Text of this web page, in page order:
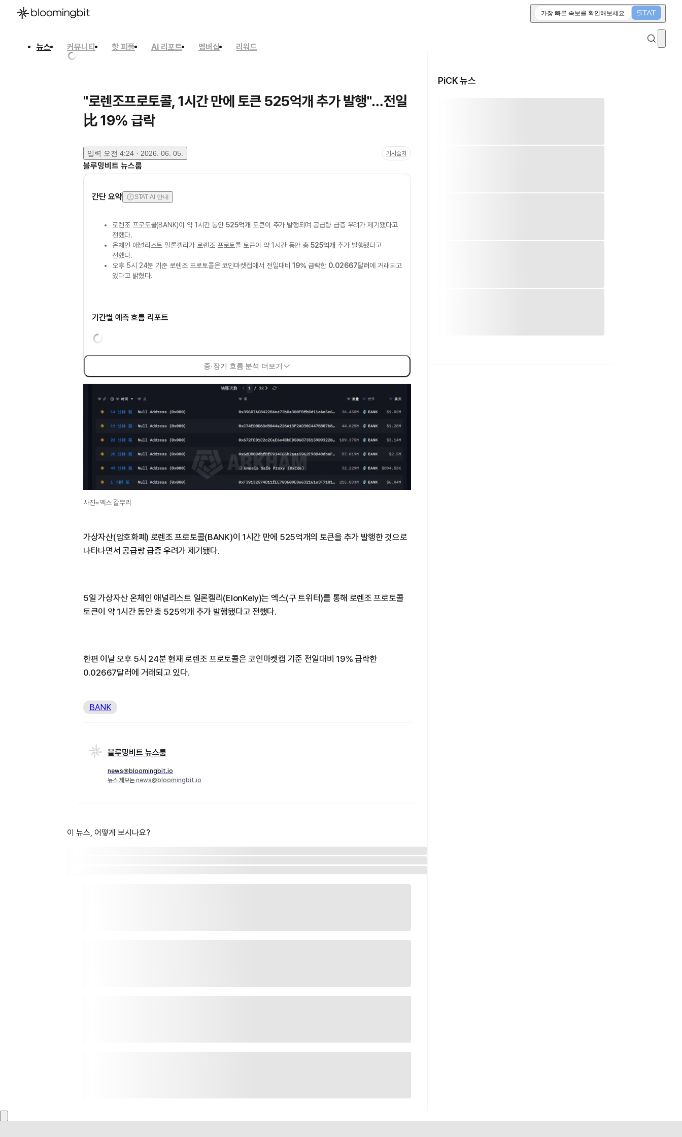
가장 빠른 속보를 확인해보세요
뉴스 커뮤니티 핫 피플 AI 리포트 멤버십
리워드
"로렌조프로토콜, 1시간 만에 토큰 525억개 추가 발행"…전일
比 19% 급락
입력 오전 4:24 · 2026. 06. 05. 기사출처
블루밍비트 뉴스룸
간단 요약 STAT AI 안내
로렌조 프로토콜(BANK)이 약 1시간 동안525억개 토큰이 추가 발행되며 공급량 급증 우려가 제기됐다고
전했다.
온체인 애널리스트 일론켈리가 로렌조 프로토콜 토큰이 약 1시간 동안 총525억개 추가 발행됐다고
전했다.
오후 5시 24분 기준 로렌조 프로토콜은 코인마켓캡에서 전일대비19% 급락한 0.02667달러에 거래되고
있다고 밝혔다.
기간별 예측 흐름 리포트
중·장기 흐름 분석 더보기
사진=엑스 갈무리
가상자산(암호화폐) 로렌조 프로토콜(BANK)이 1시간 만에 525억개의 토큰을 추가 발행한 것으로
나타나면서 공급량 급증 우려가 제기됐다.
5일 가상자산 온체인 애널리스트 일론켈리(ElonKely)는 엑스(구 트위터)를 통해 로렌조 프로토콜
토큰이 약 1시간 동안 총 525억개 추가 발행됐다고 전했다.
한편 이날 오후 5시 24분 현재 로렌조 프로토콜은 코인마켓캡 기준 전일대비 19% 급락한
0.02667달러에 거래되고 있다.
BANK
블루밍비트 뉴스룸
news@bloomingbit.io
뉴스 제보는 news@bloomingbit.io
이 뉴스, 어떻게 보시나요?
PiCK 뉴스